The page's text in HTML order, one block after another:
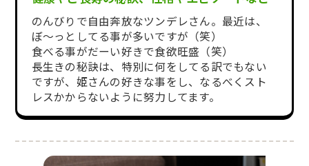
のんびりで自由奔放なツンデレさん。最近は、
ぼ～っとしてる事が多いですが（笑）
食べる事がだーい好きで食欲旺盛（笑）
長生きの秘訣は、特別に何をしてる訳でもない
ですが、姫さんの好きな事をし、なるべくスト
レスかからないように努力してます。